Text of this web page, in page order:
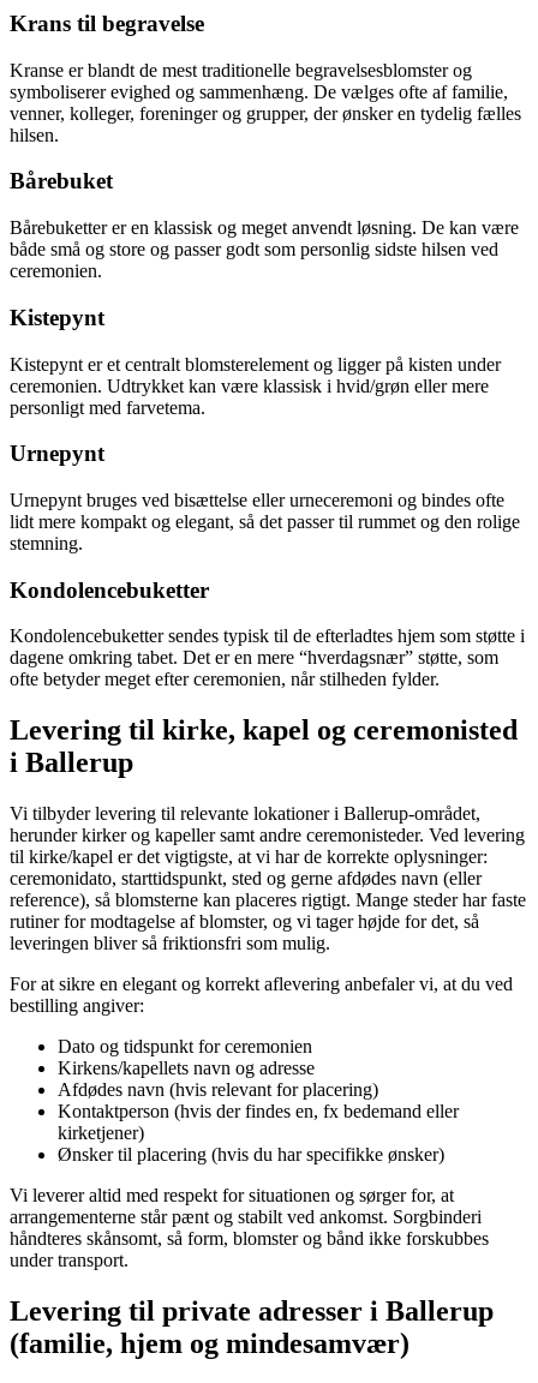
Krans til begravelse
Kranse er blandt de mest traditionelle begravelsesblomster og
symboliserer evighed og sammenhæng. De vælges ofte af familie,
venner, kolleger, foreninger og grupper, der ønsker en tydelig fælles
hilsen.
Bårebuket
Bårebuketter er en klassisk og meget anvendt løsning. De kan være
både små og store og passer godt som personlig sidste hilsen ved
ceremonien.
Kistepynt
Kistepynt er et centralt blomsterelement og ligger på kisten under
ceremonien. Udtrykket kan være klassisk i hvid/grøn eller mere
personligt med farvetema.
Urnepynt
Urnepynt bruges ved bisættelse eller urneceremoni og bindes ofte
lidt mere kompakt og elegant, så det passer til rummet og den rolige
stemning.
Kondolencebuketter
Kondolencebuketter sendes typisk til de efterladtes hjem som støtte i
dagene omkring tabet. Det er en mere “hverdagsnær” støtte, som
ofte betyder meget efter ceremonien, når stilheden fylder.
Levering til kirke, kapel og ceremonisted
i Ballerup
Vi tilbyder levering til relevante lokationer i Ballerup-området,
herunder kirker og kapeller samt andre ceremonisteder. Ved levering
til kirke/kapel er det vigtigste, at vi har de korrekte oplysninger:
ceremonidato, starttidspunkt, sted og gerne afdødes navn (eller
reference), så blomsterne kan placeres rigtigt. Mange steder har faste
rutiner for modtagelse af blomster, og vi tager højde for det, så
leveringen bliver så friktionsfri som mulig.
For at sikre en elegant og korrekt aflevering anbefaler vi, at du ved
bestilling angiver:
Dato og tidspunkt for ceremonien
Kirkens/kapellets navn og adresse
Afdødes navn (hvis relevant for placering)
Kontaktperson (hvis der findes en, fx bedemand eller
kirketjener)
Ønsker til placering (hvis du har specifikke ønsker)
Vi leverer altid med respekt for situationen og sørger for, at
arrangementerne står pænt og stabilt ved ankomst. Sorgbinderi
håndteres skånsomt, så form, blomster og bånd ikke forskubbes
under transport.
Levering til private adresser i Ballerup
(familie, hjem og mindesamvær)